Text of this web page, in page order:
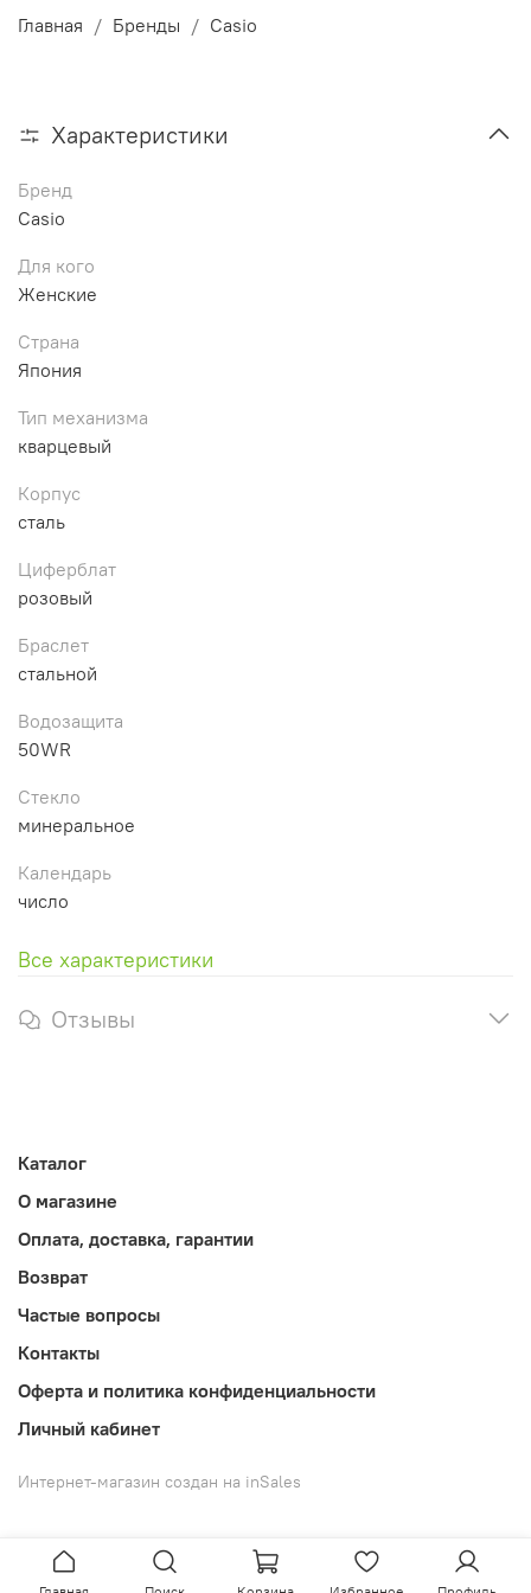
Главная Бренды Casio
Характеристики
Бренд
Casio
Для кого
Женские
Страна
Япония
Тип механизма
кварцевый
Корпус
сталь
Циферблат
розовый
Браслет
стальной
Водозащита
50WR
Стекло
минеральное
Календарь
число
Все характеристики
Отзывы
Каталог
О магазине
Оплата, доставка, гарантии
Возврат
Частые вопросы
Контакты
Оферта и политика конфиденциальности
Личный кабинет
Интернет-магазин создан на inSales